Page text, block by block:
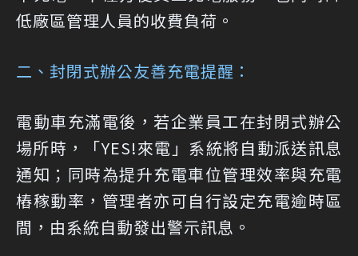
低廠區管理人員的收費負荷。
二、封閉式辦公友善充電提醒：
電動車充滿電後，若企業員工在封閉式辦公
場所時，「YES!來電」系統將自動派送訊息
通知；同時為提升充電車位管理效率與充電
樁稼動率，管理者亦可自行設定充電逾時區
間，由系統自動發出警示訊息。